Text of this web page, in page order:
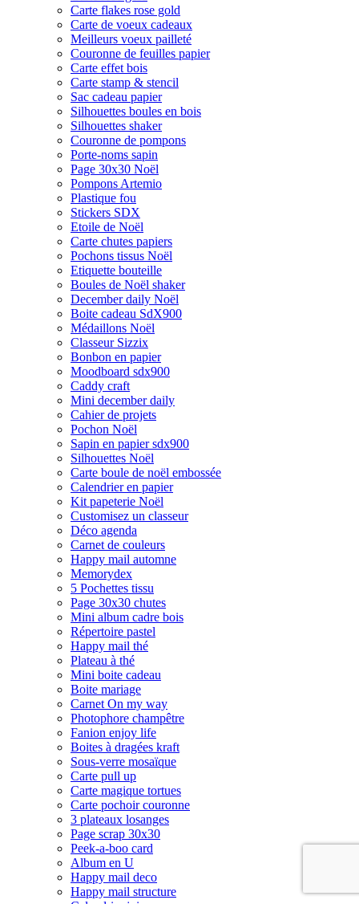
Carte flakes rose gold
Carte de voeux cadeaux
Meilleurs voeux pailleté
Couronne de feuilles papier
Carte effet bois
Carte stamp & stencil
Sac cadeau papier
Silhouettes boules en bois
Silhouettes shaker
Couronne de pompons
Porte-noms sapin
Page 30x30 Noël
Pompons Artemio
Plastique fou
Stickers SDX
Etoile de Noël
Carte chutes papiers
Pochons tissus Noël
Etiquette bouteille
Boules de Noël shaker
December daily Noël
Boite cadeau SdX900
Médaillons Noël
Classeur Sizzix
Bonbon en papier
Moodboard sdx900
Caddy craft
Mini december daily
Cahier de projets
Pochon Noël
Sapin en papier sdx900
Silhouettes Noël
Carte boule de noël embossée
Calendrier en papier
Kit papeterie Noël
Customisez un classeur
Déco agenda
Carnet de couleurs
Happy mail automne
Memorydex
5 Pochettes tissu
Page 30x30 chutes
Mini album cadre bois
Répertoire pastel
Happy mail thé
Plateau à thé
Mini boite cadeau
Boite mariage
Carnet On my way
Photophore champêtre
Fanion enjoy life
Boites à dragées kraft
Sous-verre mosaïque
Carte pull up
Carte magique tortues
Carte pochoir couronne
3 plateaux losanges
Page scrap 30x30
Peek-a-boo card
Album en U
Happy mail deco
Happy mail structure